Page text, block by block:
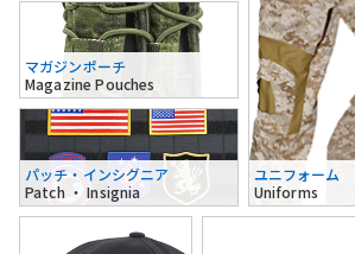
マガジンポーチ
Magazine Pouches
パッチ・インシグニア
Patch ・ Insignia
ユニフォーム
Uniforms